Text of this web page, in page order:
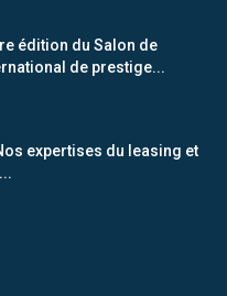
édition du Salon de
de prestige...
expertises du leasing et